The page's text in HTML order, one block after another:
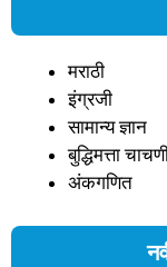
मराठी
इंग्रजी
सामान्य ज्ञान
बुद्धिमत्ता
अंकगणित